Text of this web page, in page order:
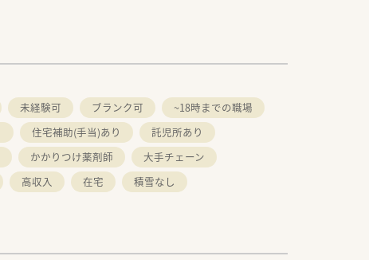
未経験可 ブランク可
~18時までの職場
住宅補助(手当)あり
託児所あり
かかりつけ薬剤師
大手チェーン
高収入 在宅 積雪なし